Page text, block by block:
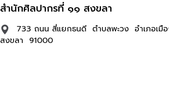
สำนักศิลปากรที่ ๑๑ สงขลา
733 ถนน สี่แยกธนดี ตำบลพะวง อำเภอเมื
สงขลา 91000